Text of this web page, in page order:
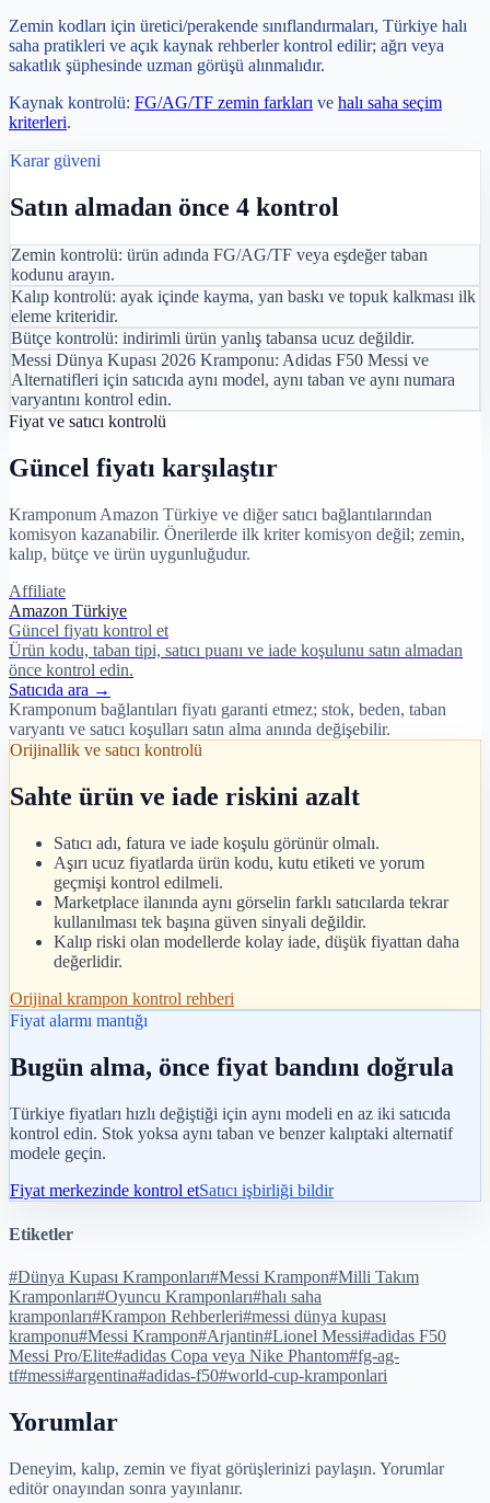
Zemin kodları için üretici/perakende sınıflandırmaları, Türkiye halı
saha pratikleri ve açık kaynak rehberler kontrol edilir; ağrı veya
sakatlık şüphesinde uzman görüşü alınmalıdır.
Kaynak kontrolü: FG/AG/TF zemin farkları ve halı saha seçim
kriterleri.
Karar güveni
Satın almadan önce 4 kontrol
Zemin kontrolü: ürün adında FG/AG/TF veya eşdeğer taban
kodunu arayın.
Kalıp kontrolü: ayak içinde kayma, yan baskı ve topuk kalkması ilk
eleme kriteridir.
Bütçe kontrolü: indirimli ürün yanlış tabansa ucuz değildir.
Messi Dünya Kupası 2026 Kramponu: Adidas F50 Messi ve
Alternatifleri için satıcıda aynı model, aynı taban ve aynı numara
varyantını kontrol edin.
Fiyat ve satıcı kontrolü
Güncel fiyatı karşılaştır
Kramponum Amazon Türkiye ve diğer satıcı bağlantılarından
komisyon kazanabilir. Önerilerde ilk kriter komisyon değil; zemin,
kalıp, bütçe ve ürün uygunluğudur.
Affiliate
Amazon Türkiye
Güncel fiyatı kontrol et
Ürün kodu, taban tipi, satıcı puanı ve iade koşulunu satın almadan
önce kontrol edin.
Satıcıda ara →
Kramponum bağlantıları fiyatı garanti etmez; stok, beden, taban
varyantı ve satıcı koşulları satın alma anında değişebilir.
Orijinallik ve satıcı kontrolü
Sahte ürün ve iade riskini azalt
Satıcı adı, fatura ve iade koşulu görünür olmalı.
Aşırı ucuz fiyatlarda ürün kodu, kutu etiketi ve yorum
geçmişi kontrol edilmeli.
Marketplace ilanında aynı görselin farklı satıcılarda tekrar
kullanılması tek başına güven sinyali değildir.
Kalıp riski olan modellerde kolay iade, düşük fiyattan daha
değerlidir.
Orijinal krampon kontrol rehberi
Fiyat alarmı mantığı
Bugün alma, önce fiyat bandını doğrula
Türkiye fiyatları hızlı değiştiği için aynı modeli en az iki satıcıda
kontrol edin. Stok yoksa aynı taban ve benzer kalıptaki alternatif
modele geçin.
Fiyat merkezinde kontrol etSatıcı işbirliği bildir
Etiketler
#Dünya Kupası Kramponları#Messi Krampon#Milli Takım
Kramponları#Oyuncu Kramponları#halı saha
kramponları#Krampon Rehberleri#messi dünya kupası
kramponu#Messi Krampon#Arjantin#Lionel Messi#adidas F50
Messi Pro/Elite#adidas Copa veya Nike Phantom#fg-ag-
tf#messi#argentina#adidas-f50#world-cup-kramponlari
Yorumlar
Deneyim, kalıp, zemin ve fiyat görüşlerinizi paylaşın. Yorumlar
editör onayından sonra yayınlanır.